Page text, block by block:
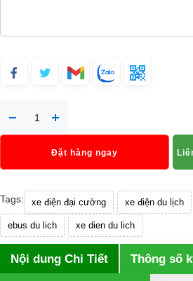
Đặt hàng ngay
Tags: xe điện đại cường xe điện du lịch
ebus du lich xe dien du lich
Nội dung Chi Tiết Thông số